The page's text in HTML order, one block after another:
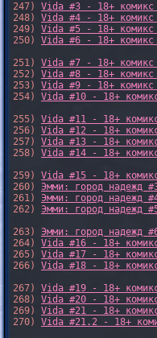
247) Vida #3 - 18+
248) Vida #4 - 18+
249) Vida #5 - 18+
250) Vida #6 - 18+
251) Vida #7 - 18+
252) Vida #8 - 18+
253) Vida #9 - 18+
254) Vida #10 - 18+
255) Vida #11 - 18+
256) Vida #12 - 18+
257) Vida #13 - 18+
258) Vida #14 - 18+
259) Vida #15 - 18+
260) Эмми: город надежд
261) Эмми: город надежд
262) Эмми: город надежд
263) Эмми: город надежд
264) Vida #16 - 18+
265) Vida #17 - 18+
266) Vida #18 - 18+
267) Vida #19 - 18+
268) Vida #20 - 18+
269) Vida #21 - 18+
270) Vida #21.2 - 18+